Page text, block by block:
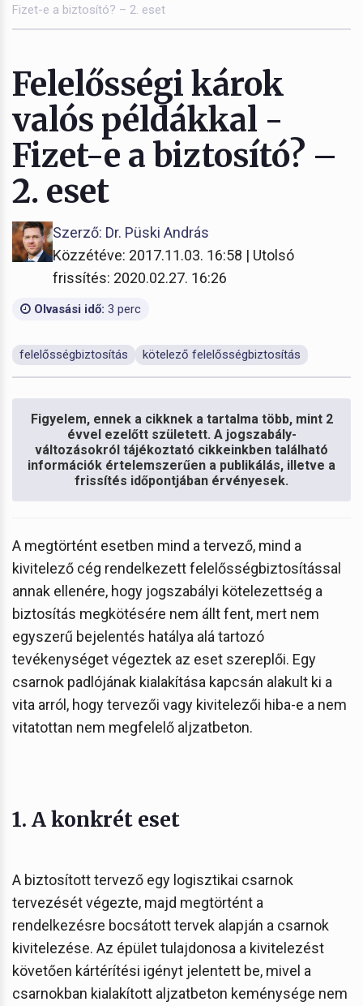
Fizet-e a biztosító? – 2. eset
Felelősségi károk
valós példákkal -
Fizet-e a biztosító? –
2. eset
Szerző: Dr. Püski András
Közzétéve: 2017.11.03. 16:58 | Utolsó
frissítés: 2020.02.27. 16:26
Olvasási idő: 3 perc
felelősségbiztosítás kötelező felelősségbiztosítás
Figyelem, ennek a cikknek a tartalma több, mint 2
évvel ezelőtt született. A jogszabály-
változásokról tájékoztató cikkeinkben található
információk értelemszerűen a publikálás, illetve a
frissítés időpontjában érvényesek.
A megtörtént esetben mind a tervező, mind a
kivitelező cég rendelkezett felelősségbiztosítással
annak ellenére, hogy jogszabályi kötelezettség a
biztosítás megkötésére nem állt fent, mert nem
egyszerű bejelentés hatálya alá tartozó
tevékenységet végeztek az eset szereplői. Egy
csarnok padlójának kialakítása kapcsán alakult ki a
vita arról, hogy tervezői vagy kivitelezői hiba-e a nem
vitatottan nem megfelelő aljzatbeton.
1. A konkrét eset
A biztosított tervező egy logisztikai csarnok
tervezését végezte, majd megtörtént a
rendelkezésre bocsátott tervek alapján a csarnok
kivitelezése. Az épület tulajdonosa a kivitelezést
követően kártérítési igényt jelentett be, mivel a
csarnokban kialakított aljzatbeton keménysége nem